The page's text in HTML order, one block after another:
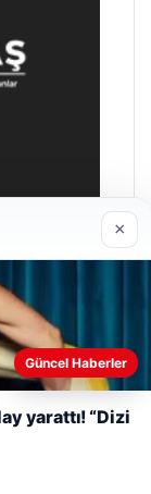
çerezler
×
Güncel Haberler
yarattı! “Dizi